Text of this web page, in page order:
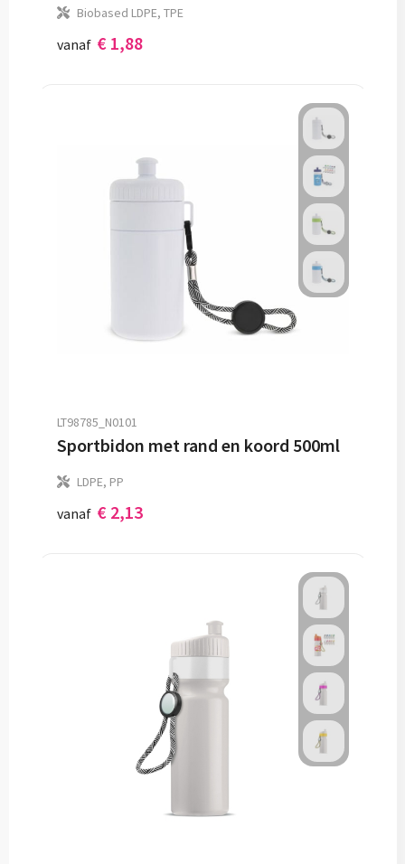
Biobased LDPE, TPE
vanaf € 1,88
LT98785_N0101
Sportbidon met rand en koord 500ml
LDPE, PP
vanaf € 2,13